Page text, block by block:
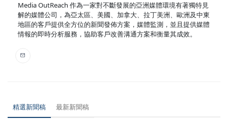
Media OutReach 作為一家對不斷發展的亞洲媒體環境有著獨特見
解的媒體公司，為亞太區、美國、加拿大、拉丁美洲、歐洲及中東
地區的客戶提供全方位的新聞發佈方案，媒體監測，並且提供媒體
情報的即時分析服務，協助客戶改善溝通方案和衡量其成效。
精選新聞稿 最新新聞稿